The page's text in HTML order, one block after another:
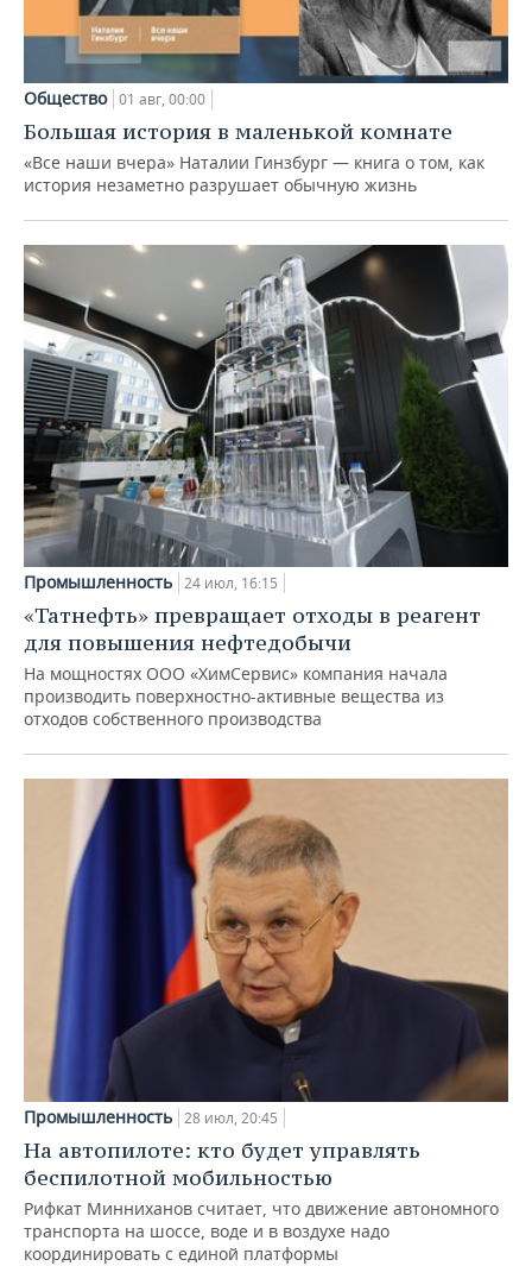
Общество 01 авг, 00:00
Большая история в маленькой комнате
«Все наши вчера» Наталии Гинзбург — книга о том, как
история незаметно разрушает обычную жизнь
Промышленность 24 июл, 16:15
«Татнефть» превращает отходы в реагент
для повышения нефтедобычи
На мощностях ООО «ХимСервис» компания начала
производить поверхностно-активные вещества из
отходов собственного производства
Промышленность 28 июл, 20:45
На автопилоте: кто будет управлять
беспилотной мобильностью
Рифкат Минниханов считает, что движение автономного
транспорта на шоссе, воде и в воздухе надо
координировать с единой платформы